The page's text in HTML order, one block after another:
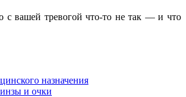
с вашей тревогой что-то не так — и что
назначения
и очки